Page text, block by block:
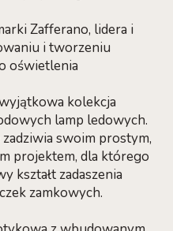
Zafferano, lidera i
i tworzeniu
oświetlenia
kolekcja
lamp ledowych.
swoim prostym,
projektem, dla którego
kształt zadaszenia
zamkowych.